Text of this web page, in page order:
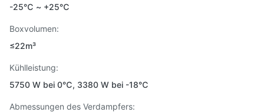
-25℃ ~ +25℃
Boxvolumen:
≤22m³
Kühlleistung:
5750 W bei 0℃, 3380 W bei -18℃
Abmessungen des Verdampfers: